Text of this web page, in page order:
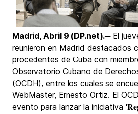
Madrid, Abril 9 (DP.net).─ El
reunieron en Madrid destacados
procedentes de Cuba con
Observatorio Cubano de
(OCDH), entre los cuales se
WebMaster, Ernesto Ortiz. El
evento para lanzar la iniciativa '